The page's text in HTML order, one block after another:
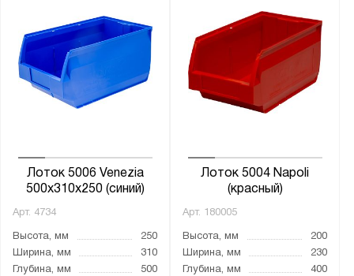
Лоток 5006 Venezia
500x310x250 (синий)
Арт. 4734
Высота, мм
250
Ширина, мм
310
Глубина, мм
500
Лоток 5004 Napoli
(красный)
Арт. 180005
Высота, мм
200
Ширина, мм
230
Глубина, мм
400